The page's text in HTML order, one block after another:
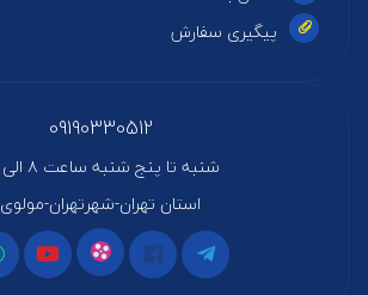
پیگیری سفارش
09190330512
شنبه تا پنج شنبه ساعت ۸ الی ۱۸
استان تهران-شهرتهران-مولوی